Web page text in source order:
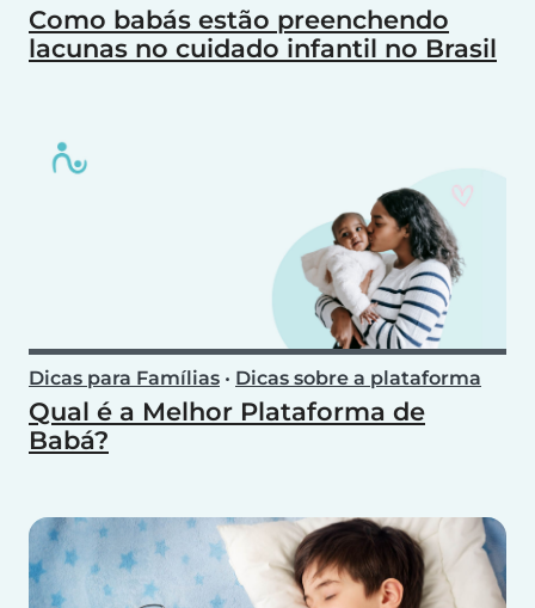
Como babás estão preenchendo
lacunas no cuidado infantil no Brasil
Dicas para Famílias • Dicas sobre a plataforma
Qual é a Melhor Plataforma de
Babá?